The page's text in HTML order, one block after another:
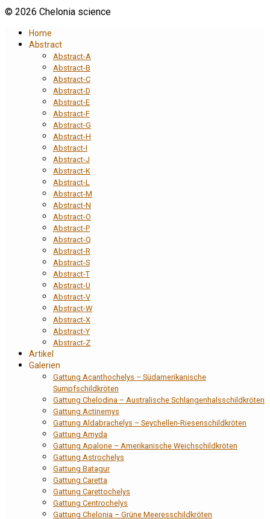
© 2026 Chelonia science
Home
Abstract
Abstract-A
Abstract-B
Abstract-C
Abstract-D
Abstract-E
Abstract-F
Abstract-G
Abstract-H
Abstract-I
Abstract-J
Abstract-K
Abstract-L
Abstract-M
Abstract-N
Abstract-O
Abstract-P
Abstract-Q
Abstract-R
Abstract-S
Abstract-T
Abstract-U
Abstract-V
Abstract-W
Abstract-X
Abstract-Y
Abstract-Z
Artikel
Galerien
Gattung Acanthochelys – Südamerikanische
Sumpfschildkröten
Gattung Chelodina – Australische Schlangenhalsschildkröten
Gattung Actinemys
Gattung Aldabrachelys – Seychellen-Riesenschildkröten
Gattung Amyda
Gattung Apalone – Amerikanische Weichschildkröten
Gattung Astrochelys
Gattung Batagur
Gattung Caretta
Gattung Carettochelys
Gattung Centrochelys
Gattung Chelonia – Grüne Meeresschildkröten